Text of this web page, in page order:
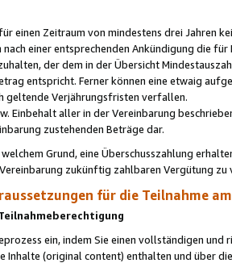
einen Zeitraum von mindestens drei Jahren
nach einer entsprechenden Ankündigung die
der dem in der Übersicht
entspricht. Ferner können eine etwaig
geltende Verjährungsfristen verfallen.
Einbehalt aller in der Vereinbarung
zustehenden Beträge dar.
Grund, eine Überschusszahlung
zukünftig zahlbaren Vergütung zu
für die Teilnahme
ein, indem Sie einen vollständigen
Inhalte (original content) enthalten und über